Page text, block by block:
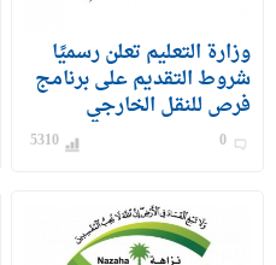
وزارة التعليم تعلن رسميًا
شروط التقديم على برنامج
فرص للنقل الخارجي
للمعلمين والمعلمات
0
5310